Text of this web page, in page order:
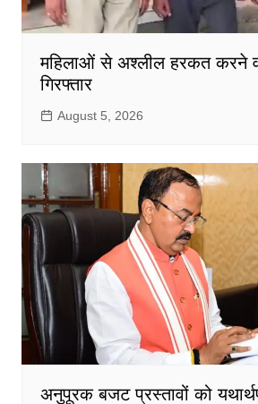
महिलाओं से अश्लील हरकत करने
गिरफ्तार
August 5, 2026
अनुपूरक बजट प्रस्तावों को